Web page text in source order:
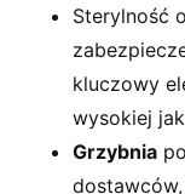
Sterylność
kluczowy
wysokiej
Grzybnia